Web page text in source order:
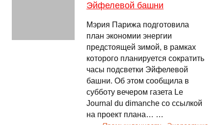
Эйфелевой башни
Мэрия Парижа подготовила
план экономии энергии
предстоящей зимой, в рамках
которого планируется сократить
часы подсветки Эйфелевой
башни. Об этом сообщила в
субботу вечером газета Le
Journal du dimanche со ссылкой
на проект плана… …